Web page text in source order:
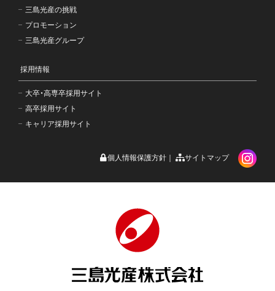
三島光産の挑戦
プロモーション
三島光産グループ
採用情報
大卒・高専卒採用サイト
高卒採用サイト
キャリア採用サイト
個人情報保護方針 サイトマップ